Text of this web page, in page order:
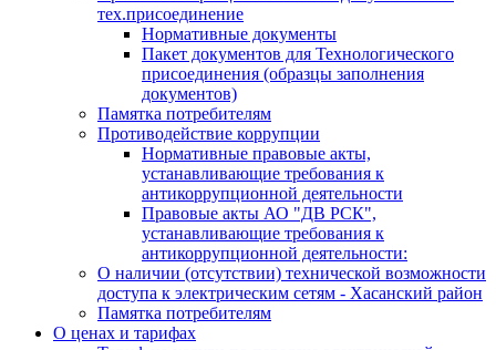
тех.присоединение
Нормативные документы
Пакет документов для Технологического
присоединения (образцы заполнения
документов)
Памятка потребителям
Противодействие коррупции
Нормативные правовые акты,
устанавливающие требования к
антикоррупционной деятельности
Правовые акты АО "ДВ РСК",
устанавливающие требования к
антикоррупционной деятельности:
О наличии (отсутствии) технической возможности
доступа к электрическим сетям - Хасанский район
Памятка потребителям
О ценах и тарифах